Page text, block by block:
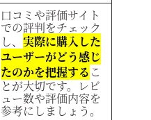
口コミや評価サイト
での評判をチェック
し、 実際に購入した
ユーザーがどう感じ
たのかを把握する こ
とが大切です。レビ
ュー数や評価内容を
参考にしましょう。